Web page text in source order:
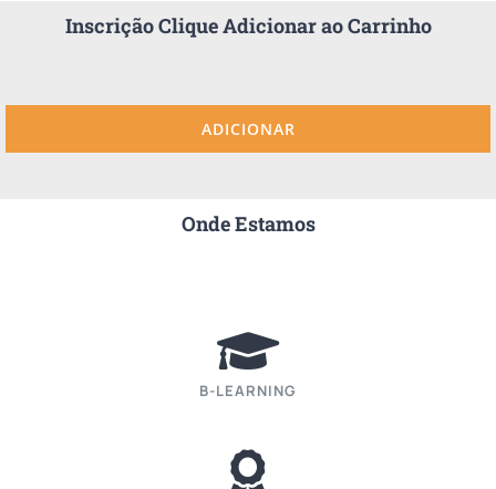
Inscrição Clique Adicionar ao Carrinho
ADICIONAR
Onde Estamos
B-LEARNING